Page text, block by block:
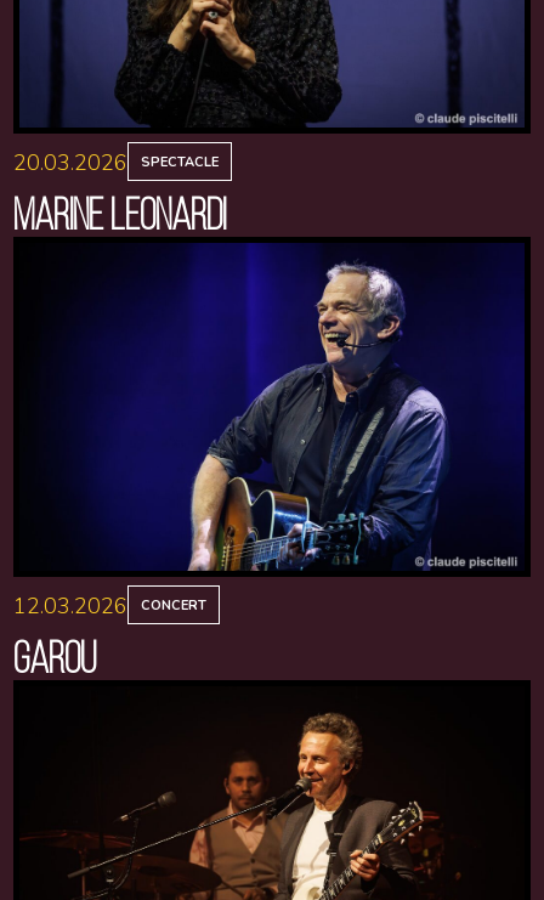
20.03.2026 SPECTACLE
MARINE LEONARDI
12.03.2026 CONCERT
GAROU